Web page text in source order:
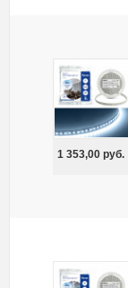
1 353,00 руб.